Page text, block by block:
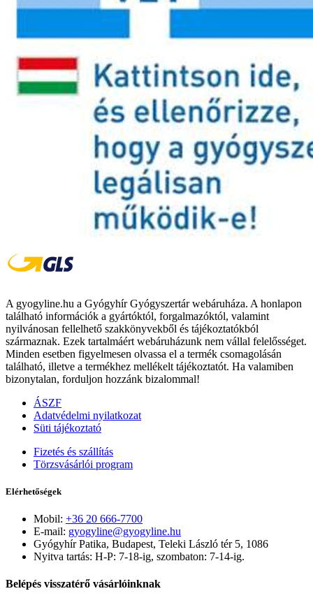
A gyogyline.hu a Gyógyhír Gyógyszertár webáruháza. A honlapon
található információk a gyártóktól, forgalmazóktól, valamint
nyilvánosan fellelhető szakkönyvekből és tájékoztatókból
származnak. Ezek tartalmáért webáruházunk nem vállal felelősséget.
Minden esetben figyelmesen olvassa el a termék csomagolásán
található, illetve a termékhez mellékelt tájékoztatót. Ha valamiben
bizonytalan, forduljon hozzánk bizalommal!
ÁSZF
Adatvédelmi nyilatkozat
Süti tájékoztató
Fizetés és szállítás
Törzsvásárlói program
Elérhetőségek
Mobil: +36 20 666-7700
E-mail: gyogyline@gyogyline.hu
Gyógyhír Patika, Budapest, Teleki László tér 5, 1086
Nyitva tartás: H-P: 7-18-ig, szombaton: 7-14-ig.
Belépés visszatérő vásárlóinknak